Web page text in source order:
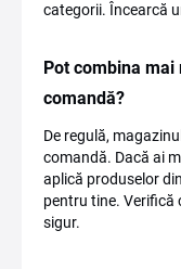
categorii. Încearcă
Pot combina
comandă?
De regulă,
comandă. Dacă ai
aplică produselor
pentru tine. Verifică
sigur.